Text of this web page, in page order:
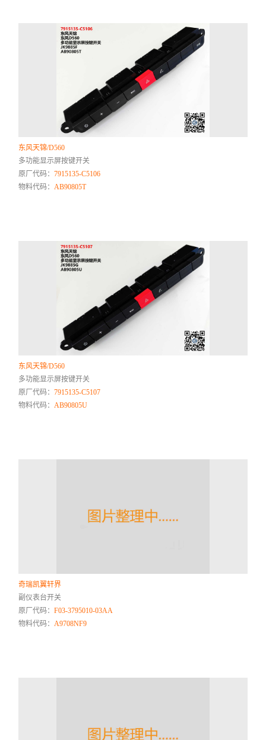
东风天锦/D560
多功能显示屏按键开关
原厂代码：7915135-C5106
物料代码：AB90805T
东风天锦/D560
多功能显示屏按键开关
原厂代码：7915135-C5107
物料代码：AB90805U
奇瑞凯翼轩界
副仪表台开关
原厂代码：F03-3795010-03AA
物料代码：A9708NF9